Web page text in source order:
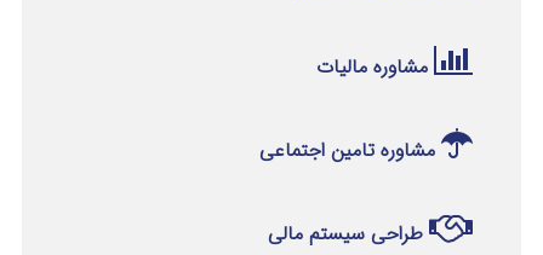
مشاوره مالیات
مشاوره تامین اجتماعی
طراحی سیستم مالی